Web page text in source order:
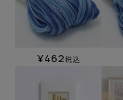
¥462税込